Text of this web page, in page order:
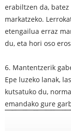
erabiltzen da,
markatzeko.
etengailua erraz
du, eta hori oso
6. Mantentzerik
Epe luzeko lanak,
kutsatuko du,
emandako gure